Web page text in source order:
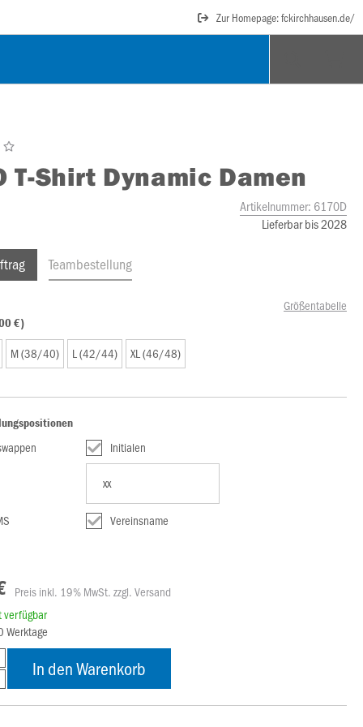
Zur Homepage: fckirchhausen.de/
T-Shirt Dynamic Damen
Artikelnummer: 6170D
Lieferbar bis 2028
Teambestellung
Größentabelle
€)
M (38/40) L (42/44) XL (46/48)
Initialen
Vereinsname
Preis inkl. 19% MwSt. zzgl. Versand
verfügbar
Werktage
In den Warenkorb